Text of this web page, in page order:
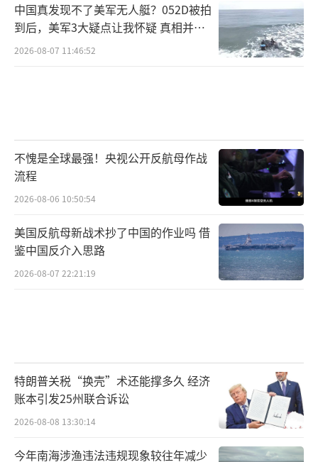
中国真发现不了美军无人艇？052D被拍
到后，美军3大疑点让我怀疑 真相并非
如此
2026-08-07 11:46:52
不愧是全球最强！央视公开反航母作战
流程
2026-08-06 10:50:54
美国反航母新战术抄了中国的作业吗 借
鉴中国反介入思路
2026-08-07 22:21:19
特朗普关税“换壳”术还能撑多久 经济
账本引发25州联合诉讼
2026-08-08 13:30:14
今年南海涉渔违法违规现象较往年减少